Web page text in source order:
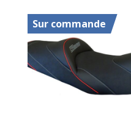
Sur commande